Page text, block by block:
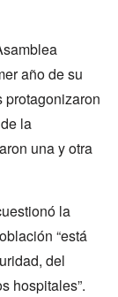
año de su
la
una y otra
la
“está
del
hospitales”.